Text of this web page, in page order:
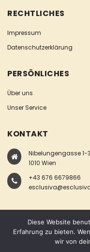
RECHTLICHES
Impressum
Datenschutzerklärung
PERSÖNLICHES
Über uns
Unser Service
KONTAKT
Nibelungengasse 1-3
1010 Wien
+43 676 6679866
Diese Website
Erfahrung zu bieten.
wir von